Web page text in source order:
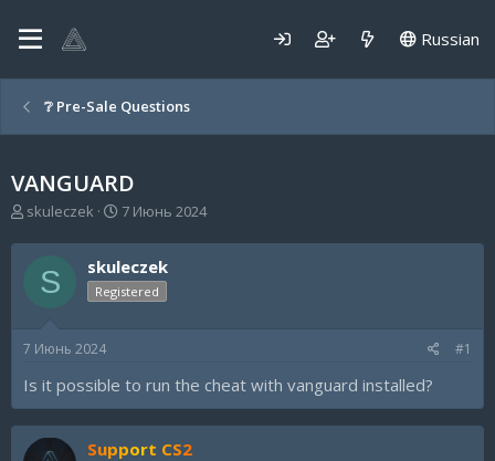
Russian
❔ Pre-Sale Questions
VANGUARD
А
т
м
skuleczek
Д
т
а
н
а
7 Июнь 2024
S skuleczek
Registered
7 Июнь 2024 #1
Is it possible to run the cheat with vanguard installed?
Support CS2